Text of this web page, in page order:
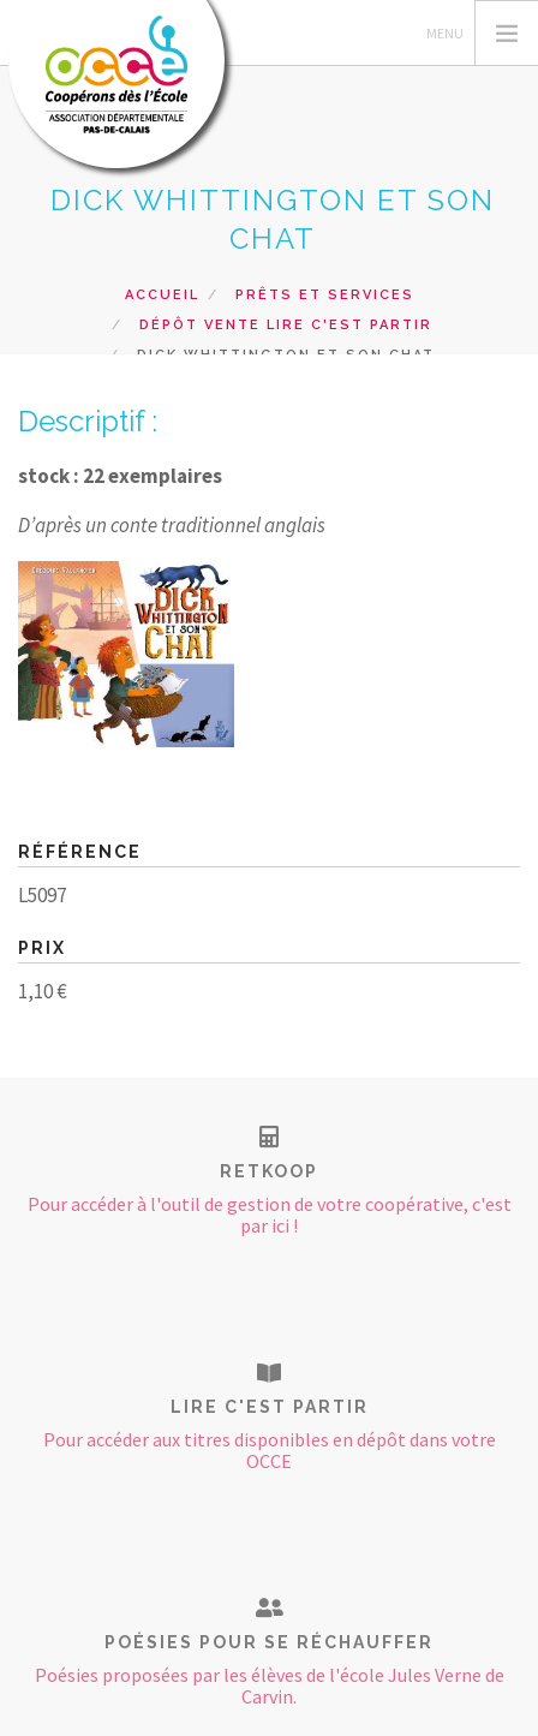
L'OCCE 62
GERER SA COOPERATIVE
NOS ACTIONS PEDAGOGIQUES
RESSOURCES ET SERVICES
RECHERCHER
CONTACT
DICK WHITTINGTON ET SON
CHAT
ACCUEIL
PRÊTS ET SERVICES
DÉPÔT VENTE LIRE C'EST PARTIR
DICK WHITTINGTON ET SON CHAT
Descriptif :
stock : 22 exemplaires
D’après un conte traditionnel anglais
RÉFÉRENCE
L5097
PRIX
1,10 €
RETKOOP
Pour accéder à l'outil de gestion de votre coopérative, c'est
par ici !
LIRE C'EST PARTIR
Pour accéder aux titres disponibles en dépôt dans votre
OCCE
POÉSIES POUR SE RÉCHAUFFER
Poésies proposées par les élèves de l'école Jules Verne de
Carvin.